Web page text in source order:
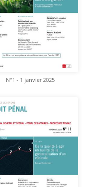
N°1 - 1 janvier 2025